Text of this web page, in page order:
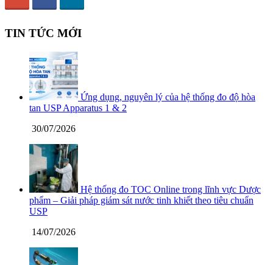
TIN TỨC MỚI
Ứng dụng, nguyên lý của hệ thống đo độ hòa
tan USP Apparatus 1 & 2
30/07/2026
Hệ thống đo TOC Online trong lĩnh vực Dược
phẩm – Giải pháp giám sát nước tinh khiết theo tiêu chuẩn
USP
14/07/2026